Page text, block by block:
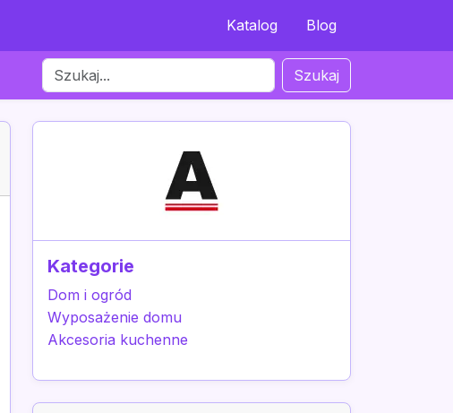
Katalog Blog
Szukaj
Kategorie
Dom i ogród
Wyposażenie domu
Akcesoria kuchenne